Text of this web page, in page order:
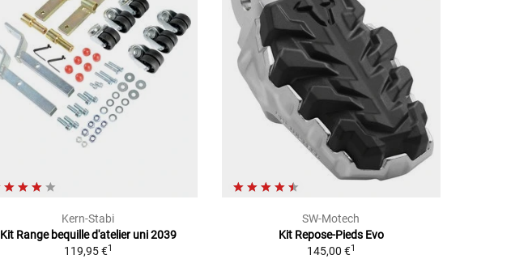
Kern-Stabi
Kit Range bequille d'atelier uni 2039
119,95 €1
SW-Motech
Kit Repose-Pieds Evo
145,00 €1